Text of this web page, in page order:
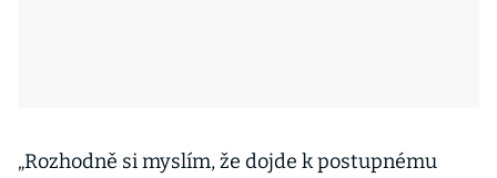
„Rozhodně si myslím, že dojde k postupnému